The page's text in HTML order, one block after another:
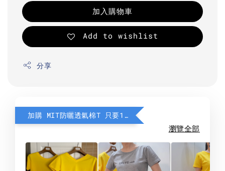
加入購物車
Add to wishlist
分享
加購 MIT防曬透氣棉T 只要190元
瀏覽全部